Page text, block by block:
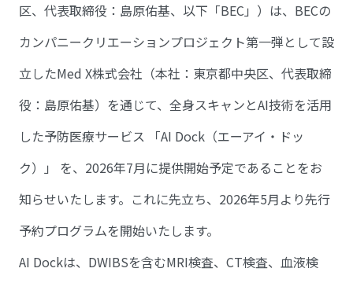
区、代表取締役：島原佑基、以下「BEC」）は、BECの
カンパニークリエーションプロジェクト第一弾として設
立したMed X株式会社（本社：東京都中央区、代表取締
役：島原佑基）を通じて、全身スキャンとAI技術を活用
した予防医療サービス 「AI Dock（エーアイ・ドッ
ク）」 を、2026年7月に提供開始予定であることをお
知らせいたします。これに先立ち、2026年5月より先行
予約プログラムを開始いたします。
AI Dockは、DWIBSを含むMRI検査、CT検査、血液検